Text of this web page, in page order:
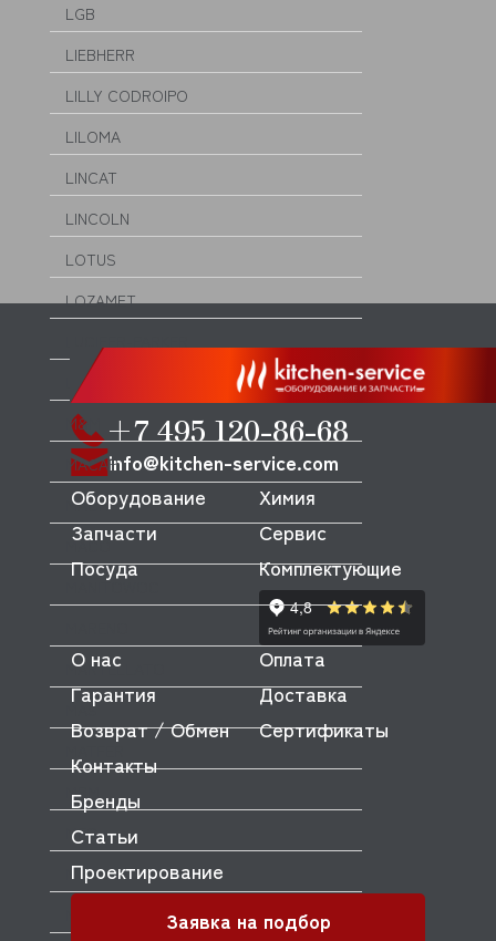
LGB
LIEBHERR
LILLY CODROIPO
LILOMA
LINCAT
LINCOLN
LOTUS
LOZAMET
LUXSTAHL
M&M
MACAP
MACH
MACO
MANITOWOC
MARTELLATO
MAS
MBM
MEC
MECNOSUD
+7 495 120-86-68
info@kitchen-service.com
Оборудование
Запчасти
Посуда
Химия
Сервис
Комплектующие
О нас
Оплата
Гарантия
Доставка
Возврат / Обмен
Сертификаты
Контакты
Бренды
Статьи
Проектирование
Заявка на подбор